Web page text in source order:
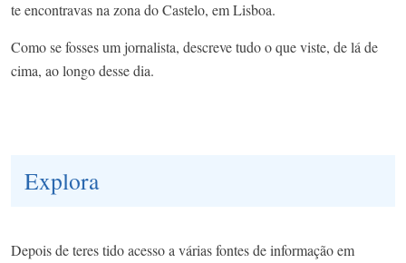
te encontravas na zona do Castelo, em Lisboa.
Como se fosses um jornalista, descreve tudo o que viste, de lá de
cima, ao longo desse dia.
Explora
Depois de teres tido acesso a várias fontes de informação em